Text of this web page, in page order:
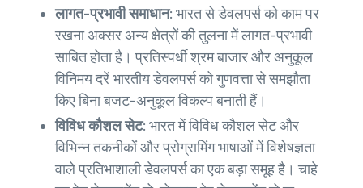
लागत-प्रभावी समाधान: भारत से डेवलपर्स को काम पर
रखना अक्सर अन्य क्षेत्रों की तुलना में लागत-प्रभावी
साबित होता है। प्रतिस्पर्धी श्रम बाजार और अनुकूल
विनिमय दरें भारतीय डेवलपर्स को गुणवत्ता से समझौता
किए बिना बजट-अनुकूल विकल्प बनाती हैं।
विविध कौशल सेट: भारत में विविध कौशल सेट और
विभिन्न तकनीकों और प्रोग्रामिंग भाषाओं में विशेषज्ञता
वाले प्रतिभाशाली डेवलपर्स का एक बड़ा समूह है। चाहे